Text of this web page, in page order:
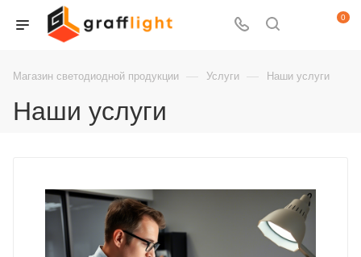
0
Магазин светодиодной продукции — Услуги — Наши услуги
Наши услуги